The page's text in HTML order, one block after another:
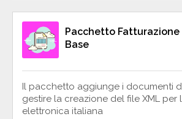
Pacchetto
Base
Il pacchetto aggiunge i documenti
gestire la creazione del file XML per
elettronica italiana